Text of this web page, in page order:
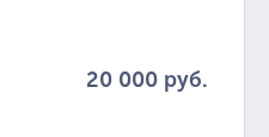
20 000 руб.